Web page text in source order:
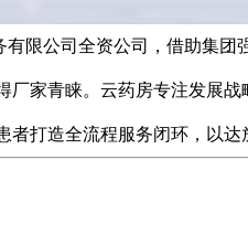
有限公司全资公司，借助集团
家青睐。云药房专注发展战
打造全流程服务闭环，以达